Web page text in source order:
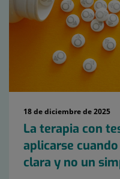
18 de diciembre de 2025
La terapia con
aplicarse
clara y no un